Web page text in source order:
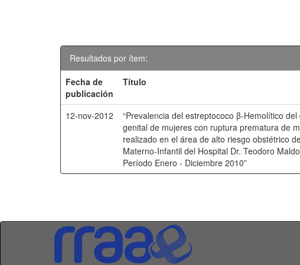
Resultados por ítem:
Fecha de
publicación
Título
12-nov-2012
“Prevalencia del estreptococo β-Hemolítico
genital de mujeres con ruptura prematura de
realizado en el área de alto riesgo obstétrico
Materno-Infantil del Hospital Dr. Teodoro
Período Enero - Diciembre 2010”